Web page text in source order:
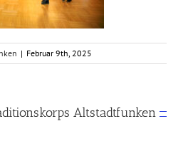
| Februar 9th, 2025
Altstadtfunken